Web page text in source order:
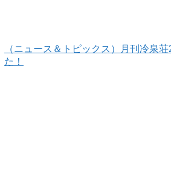
（ニュース＆トピックス）月刊冷泉
た！